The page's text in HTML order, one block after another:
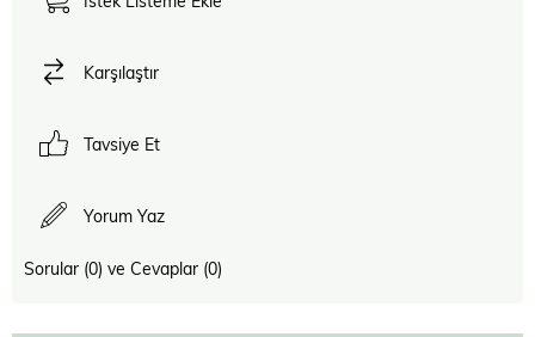
Karşılaştır
Tavsiye Et
Yorum Yaz
Sorular (0) ve Cevaplar (0)